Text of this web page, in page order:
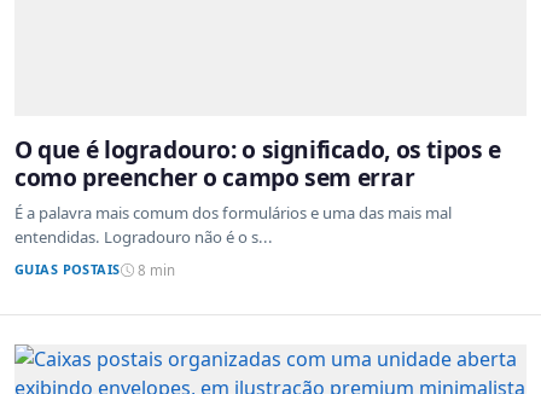
O que é logradouro: o significado, os tipos e
como preencher o campo sem errar
É a palavra mais comum dos formulários e uma das mais mal
entendidas. Logradouro não é o s...
GUIAS POSTAIS 8 min